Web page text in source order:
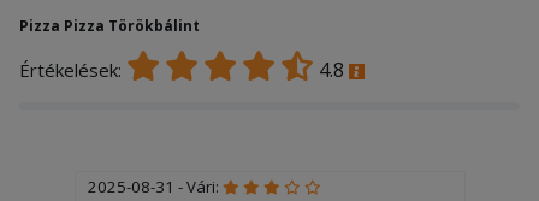
Pizza Pizza Törökbálint
Értékelések: 4.8
2025-08-31 - Vári: